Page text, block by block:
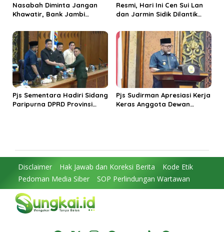
Nasabah Diminta Jangan
Khawatir, Bank Jambi
Kerugian Nasabah
Resmi, Hari Ini Cen Sui Lan
dan Jarmin Sidik Dilantik
Bupati Natuna
Pjs Sementara Hadiri Sidang
Paripurna DPRD Provinsi
Pjs Sudirman Apresiasi Kerja
Keras Anggota Dewan
Disclaimer Hak Jawab dan Koreksi Berita
Kode Etik
Pedoman Media Siber
SOP Perlindungan Wartawan